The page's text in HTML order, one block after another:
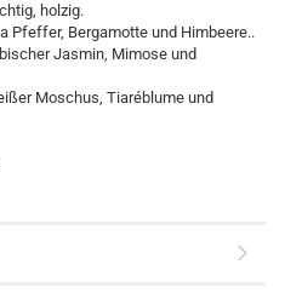
holzig.
Pfeffer, Bergamotte und Himbeere..
Jasmin, Mimose und
Moschus, Tiaréblume und